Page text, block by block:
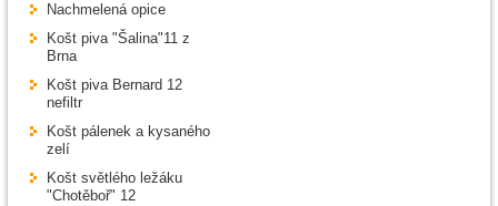
Nachmelená opice
Košt piva "Šalina"11 z
Brna
Košt piva Bernard 12
nefiltr
Košt pálenek a kysaného
zelí
Košt světlého ležáku
"Chotěboř" 12